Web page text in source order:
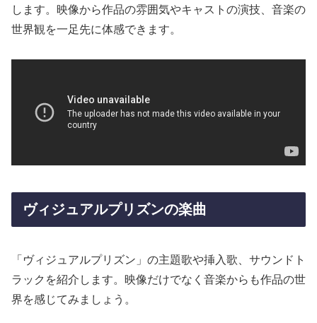
します。映像から作品の雰囲気やキャストの演技、音楽の
世界観を一足先に体感できます。
ヴィジュアルプリズンの楽曲
「ヴィジュアルプリズン」の主題歌や挿入歌、サウンドト
ラックを紹介します。映像だけでなく音楽からも作品の世
界を感じてみましょう。